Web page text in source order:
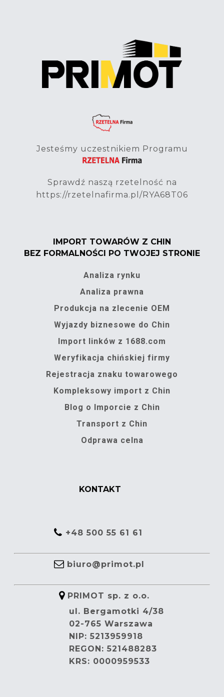
Jesteśmy uczestnikiem Programu
Sprawdź naszą rzetelność na
https://rzetelnafirma.pl/RYA68T06
IMPORT TOWARÓW Z CHIN
BEZ FORMALNOŚCI PO TWOJEJ STRONIE
Analiza rynku
Analiza prawna
Produkcja na zlecenie OEM
Wyjazdy biznesowe do Chin
Import linków z 1688.com
Weryfikacja chińskiej firmy
Rejestracja znaku towarowego
Kompleksowy import z Chin
Blog o Imporcie z Chin
Transport z Chin
Odprawa celna
KONTAKT
+48 500 55 61 61
biuro@primot.pl
PRIMOT sp. z o.o.
ul. Bergamotki 4/38
02-765 Warszawa
NIP: 5213959918
REGON: 521488283
KRS: 0000959533